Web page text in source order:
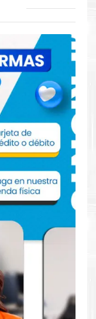
para
para adquirir tus
días. Escríbenos o
perfecta para tu
para impresoras
M609.
HP
mejor manera de
impresora HP